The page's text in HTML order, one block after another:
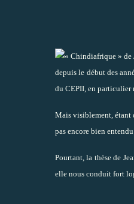
depuis le début des
du CEPII, en particulier
Mais visiblement, étant
pas encore bien
Pourtant, la thèse de
elle nous conduit fort